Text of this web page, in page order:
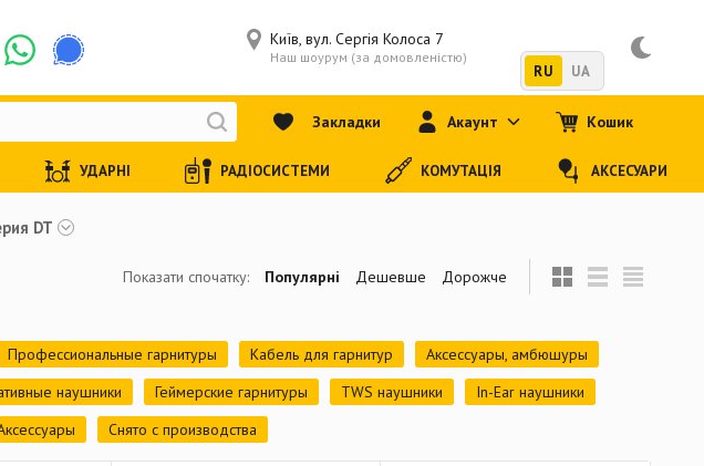
DT
Профессиональные гарнитуры Кабель для гарнитур
Аксессуары, амбюшуры
наушники Геймерские гарнитуры TWS наушники
In-Ear наушники
Снято с производства
Показати спочатку: Популярні Дешевше Дорожче
Київ, вул. Сергія Колоса 7
Наш шоурум (за домовленістю)
RU UA
Закладки Акаунт Кошик
УДАРНІ РАДІОСИСТЕМИ КОМУТАЦІЯ АКСЕСУАРИ